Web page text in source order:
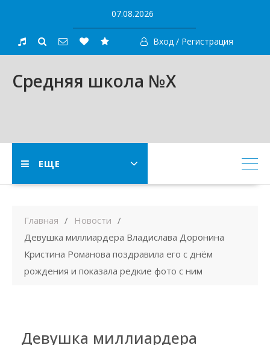
content
07.08.2026
Вход / Регистрация
Средняя школа №X
ЕЩЕ
Главная
Новости
Девушка миллиардера Владислава Доронина
Кристина Романова поздравила его с днём
рождения и показала редкие фото с ним
Девушка миллиардера